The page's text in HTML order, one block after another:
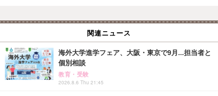
関連ニュース
海外大学進学フェア、大阪・東京で9月...担当者と
個別相談
教育・受験
2026.8.6 Thu 21:45